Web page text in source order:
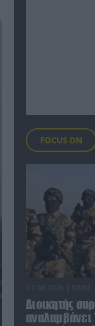
FOCUS ON
Διοικητής